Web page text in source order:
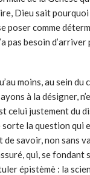
Dieu sait pourquoi
comme
pas besoin
moins, au sein
à la désigner,
celui justement du
la question qui
de savoir, non sans
qui, se
épistèmè : la